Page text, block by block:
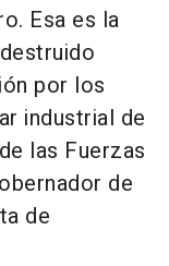
Esa es la
por los
industrial de
las Fuerzas
de
de